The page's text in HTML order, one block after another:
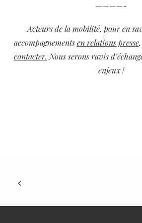
————-
Acteurs de la mobilité, pour en
accompagnementsen relations presse
contacter. Nous serons ravis
enjeux !